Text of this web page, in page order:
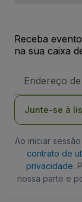
Receba
na sua caixa
de
Junte-se à
Ao iniciar
contrato de
privacidade.
nossa parte e